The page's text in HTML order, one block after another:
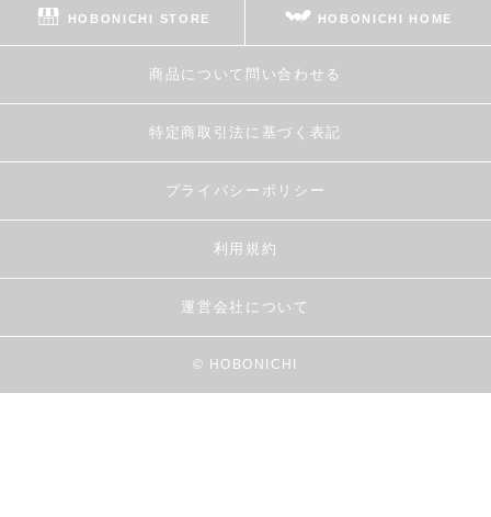
HOBONICHI STORE HOBONICHI HOME
商品について問い合わせる
特定商取引法に基づく表記
プライバシーポリシー
利用規約
運営会社について
© HOBONICHI